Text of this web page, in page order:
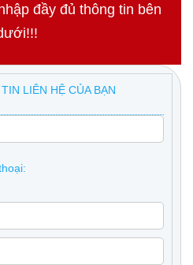
đầy đủ thông tin bên
LIÊN HỆ CỦA BẠN